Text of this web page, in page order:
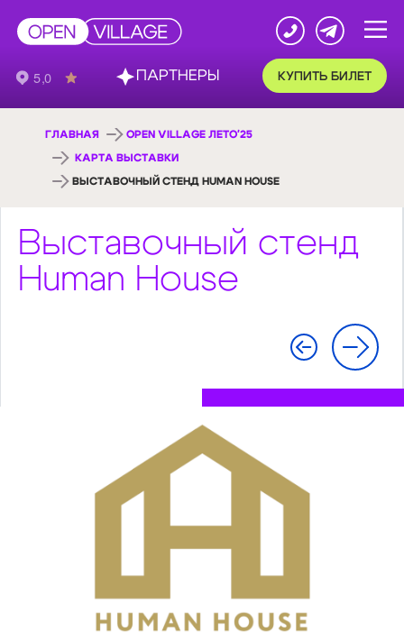
КУПИТЬ БИЛЕТ
ГЛАВНАЯ OPEN VILLAGE ЛЕТО'25
КАРТА ВЫСТАВКИ
ВЫСТАВОЧНЫЙ СТЕНД HUMAN HOUSE
Выставочный стенд
Human House